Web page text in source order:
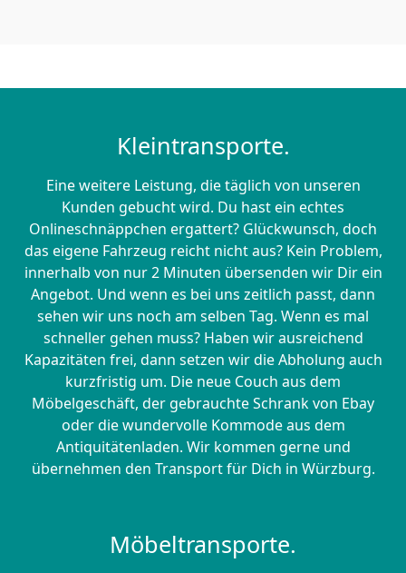
Kleintransporte.
Eine weitere Leistung, die täglich von unseren
Kunden gebucht wird. Du hast ein echtes
Onlineschnäppchen ergattert? Glückwunsch, doch
das eigene Fahrzeug reicht nicht aus? Kein Problem,
innerhalb von nur 2 Minuten übersenden wir Dir ein
Angebot. Und wenn es bei uns zeitlich passt, dann
sehen wir uns noch am selben Tag. Wenn es mal
schneller gehen muss? Haben wir ausreichend
Kapazitäten frei, dann setzen wir die Abholung auch
kurzfristig um. Die neue Couch aus dem
Möbelgeschäft, der gebrauchte Schrank von Ebay
oder die wundervolle Kommode aus dem
Antiquitätenladen. Wir kommen gerne und
übernehmen den Transport für Dich in Würzburg.
Möbeltransporte.